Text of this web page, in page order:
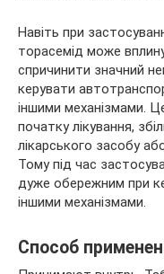
Навіть при
торасемід може
спричинити значний
керувати
іншими механізмами.
початку лікування,
лікарського засобу
Тому під час
дуже обережним при
іншими механізмами.
Способ